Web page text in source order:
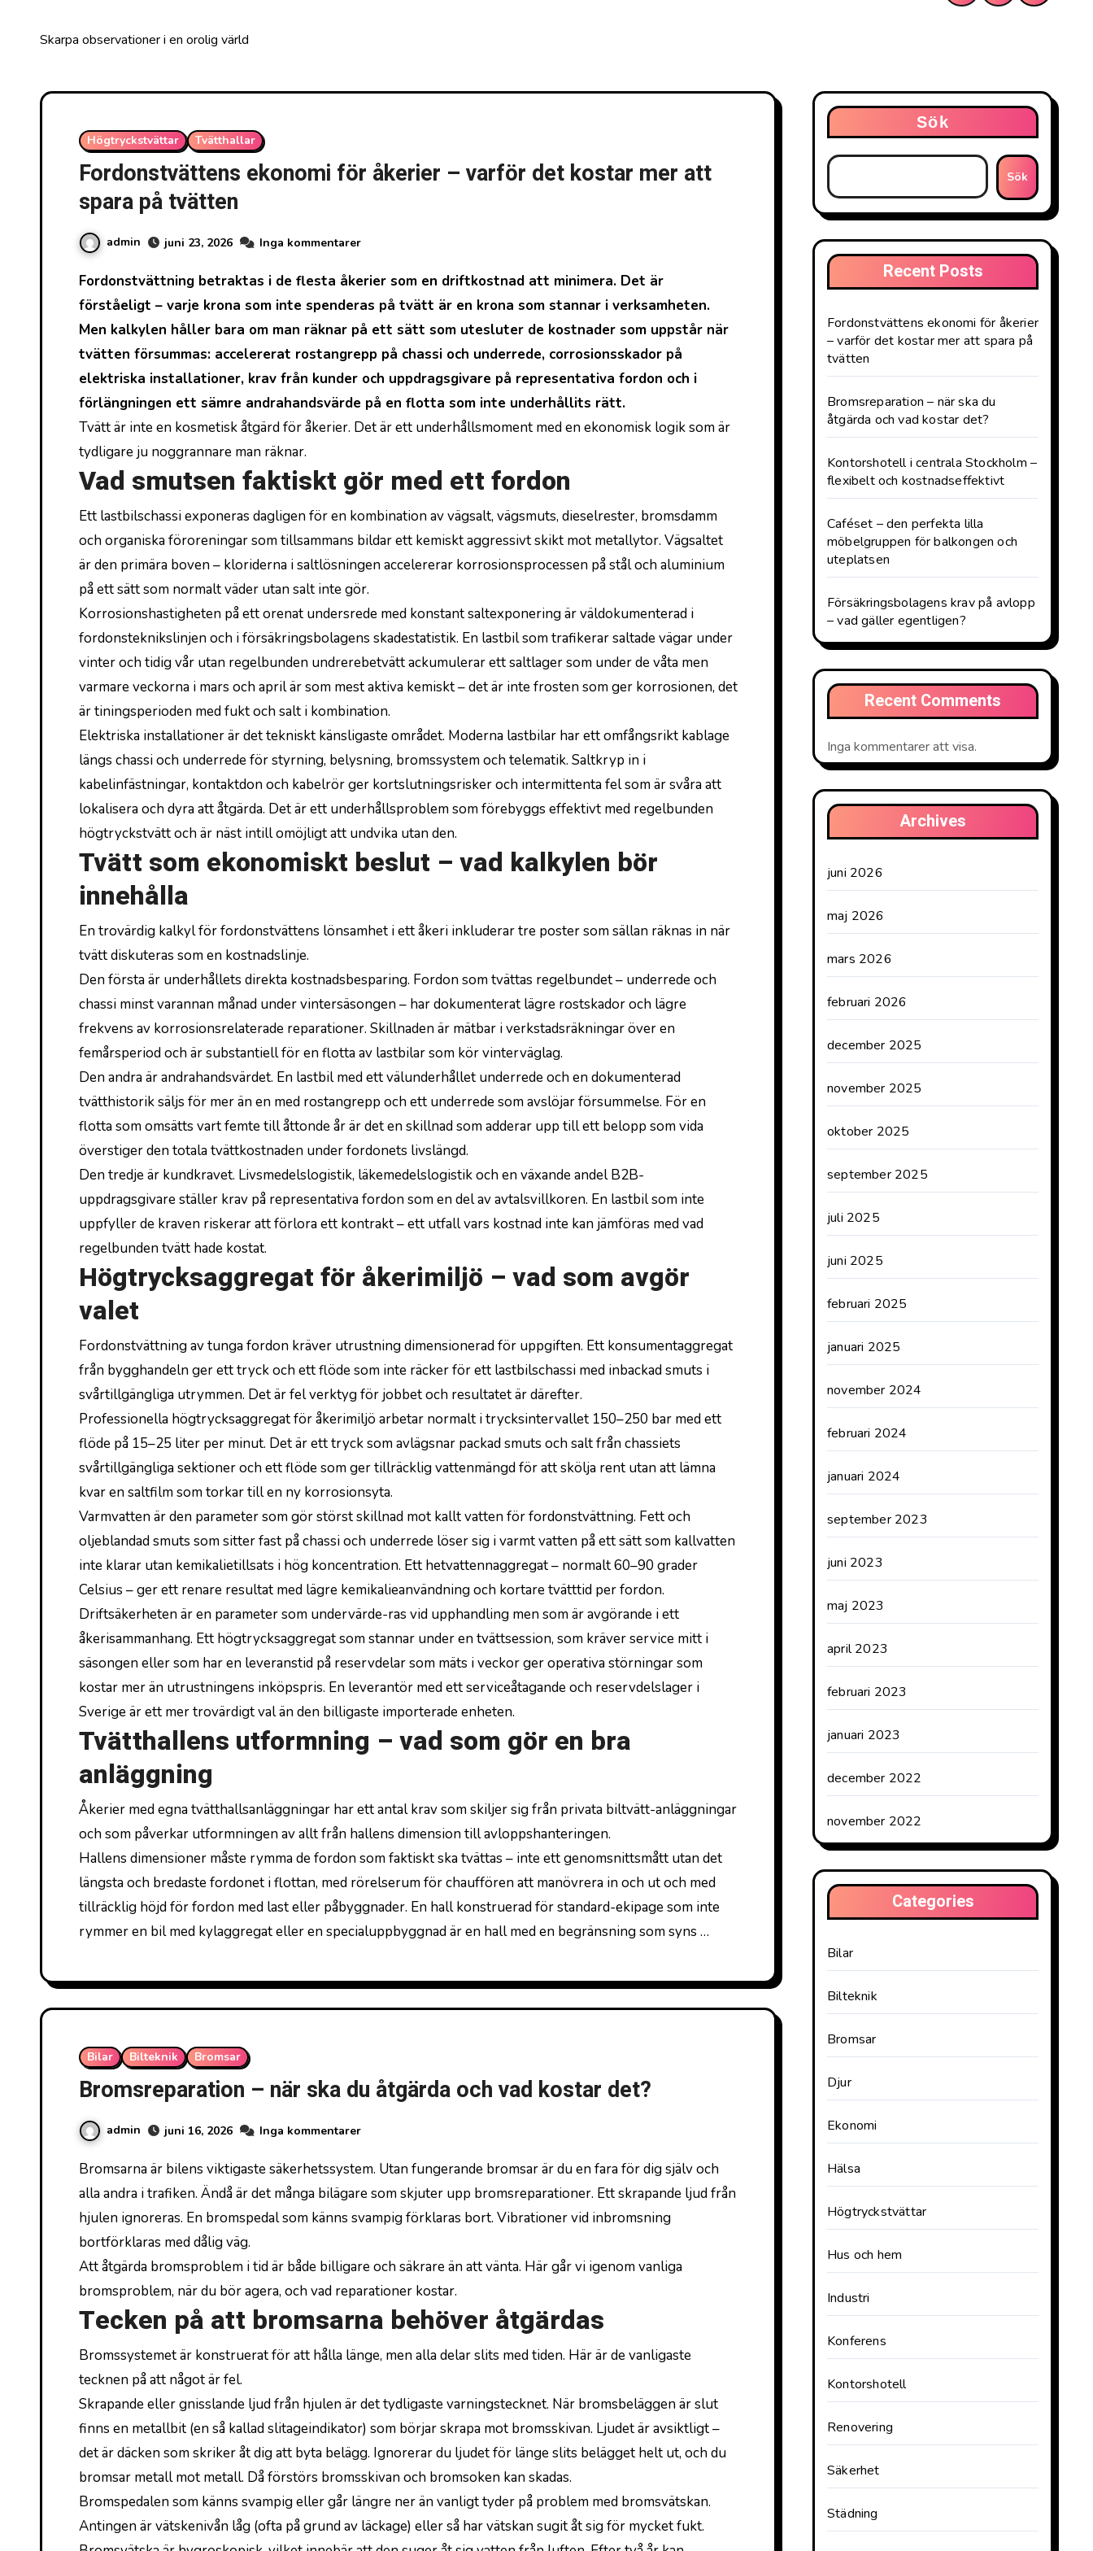
Skarpa observationer i en orolig värld
Högtryckstvättar Tvätthallar
Fordonstvättens ekonomi för åkerier – varför det kostar mer att
spara på tvätten
admin juni 23, 2026 Inga kommentarer
Fordonstvättning betraktas i de flesta åkerier som en driftkostnad att minimera. Det är
förståeligt – varje krona som inte spenderas på tvätt är en krona som stannar i verksamheten.
Men kalkylen håller bara om man räknar på ett sätt som utesluter de kostnader som uppstår när
tvätten försummas: accelererat rostangrepp på chassi och underrede, corrosionsskador på
elektriska installationer, krav från kunder och uppdragsgivare på representativa fordon och i
förlängningen ett sämre andrahandsvärde på en flotta som inte underhållits rätt.
Tvätt är inte en kosmetisk åtgärd för åkerier. Det är ett underhållsmoment med en ekonomisk logik som är
tydligare ju noggrannare man räknar.
Vad smutsen faktiskt gör med ett fordon
Ett lastbilschassi exponeras dagligen för en kombination av vägsalt, vägsmuts, dieselrester, bromsdamm
och organiska föroreningar som tillsammans bildar ett kemiskt aggressivt skikt mot metallytor. Vägsaltet
är den primära boven – kloriderna i saltlösningen accelererar korrosionsprocessen på stål och aluminium
på ett sätt som normalt väder utan salt inte gör.
Korrosionshastigheten på ett orenat undersrede med konstant saltexponering är väldokumenterad i
fordonsteknikslinjen och i försäkringsbolagens skadestatistik. En lastbil som trafikerar saltade vägar under
vinter och tidig vår utan regelbunden undrerebetvätt ackumulerar ett saltlager som under de våta men
varmare veckorna i mars och april är som mest aktiva kemiskt – det är inte frosten som ger korrosionen, det
är tiningsperioden med fukt och salt i kombination.
Elektriska installationer är det tekniskt känsligaste området. Moderna lastbilar har ett omfångsrikt kablage
längs chassi och underrede för styrning, belysning, bromssystem och telematik. Saltkryp in i
kabelinfästningar, kontaktdon och kabelrör ger kortslutningsrisker och intermittenta fel som är svåra att
lokalisera och dyra att åtgärda. Det är ett underhållsproblem som förebyggs effektivt med regelbunden
högtryckstvätt och är näst intill omöjligt att undvika utan den.
Tvätt som ekonomiskt beslut – vad kalkylen bör
innehålla
En trovärdig kalkyl för fordonstvättens lönsamhet i ett åkeri inkluderar tre poster som sällan räknas in när
tvätt diskuteras som en kostnadslinje.
Den första är underhållets direkta kostnadsbesparing. Fordon som tvättas regelbundet – underrede och
chassi minst varannan månad under vintersäsongen – har dokumenterat lägre rostskador och lägre
frekvens av korrosionsrelaterade reparationer. Skillnaden är mätbar i verkstadsräkningar över en
femårsperiod och är substantiell för en flotta av lastbilar som kör vinterväglag.
Den andra är andrahandsvärdet. En lastbil med ett välunderhållet underrede och en dokumenterad
tvätthistorik säljs för mer än en med rostangrepp och ett underrede som avslöjar försummelse. För en
flotta som omsätts vart femte till åttonde år är det en skillnad som adderar upp till ett belopp som vida
överstiger den totala tvättkostnaden under fordonets livslängd.
Den tredje är kundkravet. Livsmedelslogistik, läkemedelslogistik och en växande andel B2B-
uppdragsgivare ställer krav på representativa fordon som en del av avtalsvillkoren. En lastbil som inte
uppfyller de kraven riskerar att förlora ett kontrakt – ett utfall vars kostnad inte kan jämföras med vad
regelbunden tvätt hade kostat.
Högtrycksaggregat för åkerimiljö – vad som avgör
valet
Fordonstvättning av tunga fordon kräver utrustning dimensionerad för uppgiften. Ett konsumentaggregat
från bygghandeln ger ett tryck och ett flöde som inte räcker för ett lastbilschassi med inbackad smuts i
svårtillgängliga utrymmen. Det är fel verktyg för jobbet och resultatet är därefter.
Professionella högtrycksaggregat för åkerimiljö arbetar normalt i trycksintervallet 150–250 bar med ett
flöde på 15–25 liter per minut. Det är ett tryck som avlägsnar packad smuts och salt från chassiets
svårtillgängliga sektioner och ett flöde som ger tillräcklig vattenmängd för att skölja rent utan att lämna
kvar en saltfilm som torkar till en ny korrosionsyta.
Varmvatten är den parameter som gör störst skillnad mot kallt vatten för fordonstvättning. Fett och
oljeblandad smuts som sitter fast på chassi och underrede löser sig i varmt vatten på ett sätt som kallvatten
inte klarar utan kemikalietillsats i hög koncentration. Ett hetvattennaggregat – normalt 60–90 grader
Celsius – ger ett renare resultat med lägre kemikalieanvändning och kortare tvätttid per fordon.
Driftsäkerheten är en parameter som undervärde-ras vid upphandling men som är avgörande i ett
åkerisammanhang. Ett högtrycksaggregat som stannar under en tvättsession, som kräver service mitt i
säsongen eller som har en leveranstid på reservdelar som mäts i veckor ger operativa störningar som
kostar mer än utrustningens inköpspris. En leverantör med ett serviceåtagande och reservdelslager i
Sverige är ett mer trovärdigt val än den billigaste importerade enheten.
Tvätthallens utformning – vad som gör en bra
anläggning
Åkerier med egna tvätthallsanläggningar har ett antal krav som skiljer sig från privata biltvätt-anläggningar
och som påverkar utformningen av allt från hallens dimension till avloppshanteringen.
Hallens dimensioner måste rymma de fordon som faktiskt ska tvättas – inte ett genomsnittsmått utan det
längsta och bredaste fordonet i flottan, med rörelserum för chauffören att manövrera in och ut och med
tillräcklig höjd för fordon med last eller påbyggnader. En hall konstruerad för standard-ekipage som inte
rymmer en bil med kylaggregat eller en specialuppbyggnad är en hall med en begränsning som syns …
Bilar Bilteknik Bromsar
Bromsreparation – när ska du åtgärda och vad kostar det?
admin juni 16, 2026 Inga kommentarer
Bromsarna är bilens viktigaste säkerhetssystem. Utan fungerande bromsar är du en fara för dig själv och
alla andra i trafiken. Ändå är det många bilägare som skjuter upp bromsreparationer. Ett skrapande ljud från
hjulen ignoreras. En bromspedal som känns svampig förklaras bort. Vibrationer vid inbromsning
bortförklaras med dålig väg.
Att åtgärda bromsproblem i tid är både billigare och säkrare än att vänta. Här går vi igenom vanliga
bromsproblem, när du bör agera, och vad reparationer kostar.
Tecken på att bromsarna behöver åtgärdas
Bromssystemet är konstruerat för att hålla länge, men alla delar slits med tiden. Här är de vanligaste
tecknen på att något är fel.
Skrapande eller gnisslande ljud från hjulen är det tydligaste varningstecknet. När bromsbeläggen är slut
finns en metallbit (en så kallad slitageindikator) som börjar skrapa mot bromsskivan. Ljudet är avsiktligt –
det är däcken som skriker åt dig att byta belägg. Ignorerar du ljudet för länge slits belägget helt ut, och du
bromsar metall mot metall. Då förstörs bromsskivan och bromsoken kan skadas.
Bromspedalen som känns svampig eller går längre ner än vanligt tyder på problem med bromsvätskan.
Antingen är vätskenivån låg (ofta på grund av läckage) eller så har vätskan sugit åt sig för mycket fukt.
Sök
Sök
Recent Posts
Fordonstvättens ekonomi för åkerier
– varför det kostar mer att spara på
tvätten
Bromsreparation – när ska du
åtgärda och vad kostar det?
Kontorshotell i centrala Stockholm –
flexibelt och kostnadseffektivt
Caféset – den perfekta lilla
möbelgruppen för balkongen och
uteplatsen
Försäkringsbolagens krav på avlopp
– vad gäller egentligen?
Recent Comments
Inga kommentarer att visa.
Archives
juni 2026
maj 2026
mars 2026
februari 2026
december 2025
november 2025
oktober 2025
september 2025
juli 2025
juni 2025
februari 2025
januari 2025
november 2024
februari 2024
januari 2024
september 2023
juni 2023
maj 2023
april 2023
februari 2023
januari 2023
december 2022
november 2022
Categories
Bilar
Bilteknik
Bromsar
Djur
Ekonomi
Hälsa
Högtryckstvättar
Hus och hem
Industri
Konferens
Kontorshotell
Renovering
Säkerhet
Städning